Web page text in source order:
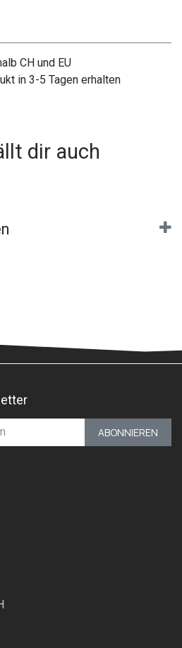
CH und EU
in 3-5 Tagen erhalten
dir auch
ABONNIEREN